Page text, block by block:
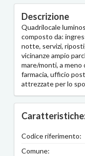
Descrizione
Quadrilocale
composto da:
notte, servizi,
vicinanze ampio
mare/monti, a meno
farmacia, ufficio
attrezzate per lo
Codice riferimento:
Comune: